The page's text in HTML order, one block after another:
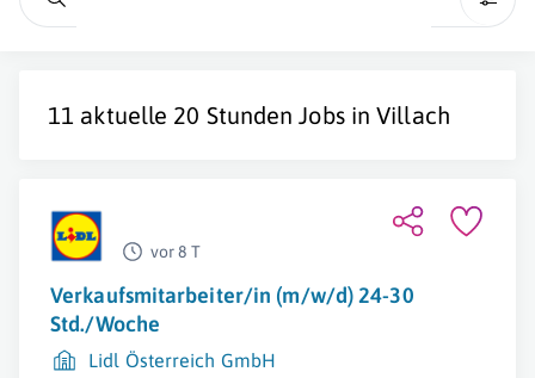
11 aktuelle 20 Stunden Jobs inVillach
vor 8 T
Verkaufsmitarbeiter/in (m/w/d) 24-30
Std./Woche
Lidl Österreich GmbH